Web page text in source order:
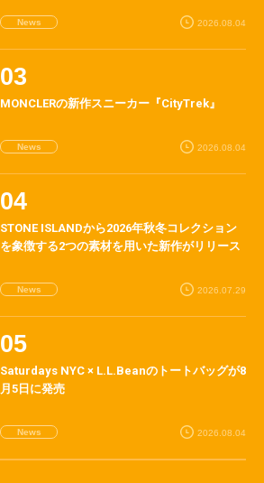
News 2026.08.04
MONCLERの新作スニーカー『CityTrek』
News 2026.08.04
STONE ISLANDから2026年秋冬コレクション
を象徴する2つの素材を用いた新作がリリース
News 2026.07.29
Saturdays NYC × L.L.Beanのトートバッグが8
月5日に発売
News 2026.08.04